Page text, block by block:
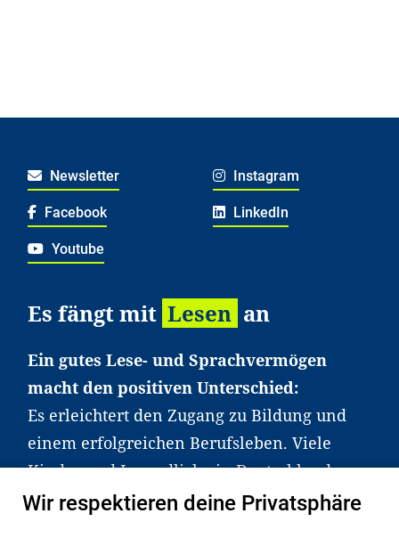
Newsletter Instagram
Facebook LinkedIn
Youtube
Es fängt mit Lesen an
Ein gutes Lese- und Sprachvermögen
macht den positiven Unterschied:
Es erleichtert den Zugang zu Bildung und
einem erfolgreichen Berufsleben. Viele
Kinder und Jugendliche in Deutschland
haben aber große Schwierigkeiten dabei.
Wir respektieren deine Privatsphäre